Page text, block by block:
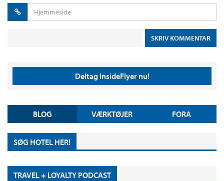
Deltag InsideFlyer nu!
BLOG VÆRKTØJER FORA
SØG HOTEL HER!
TRAVEL + LOYALTY PODCAST